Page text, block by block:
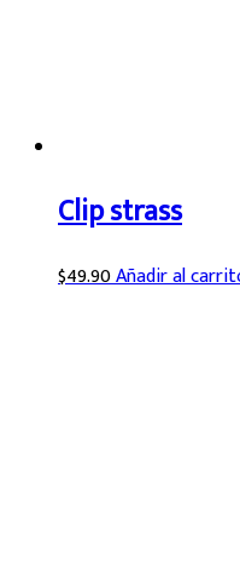
Clip strass
$49.90Añadir al